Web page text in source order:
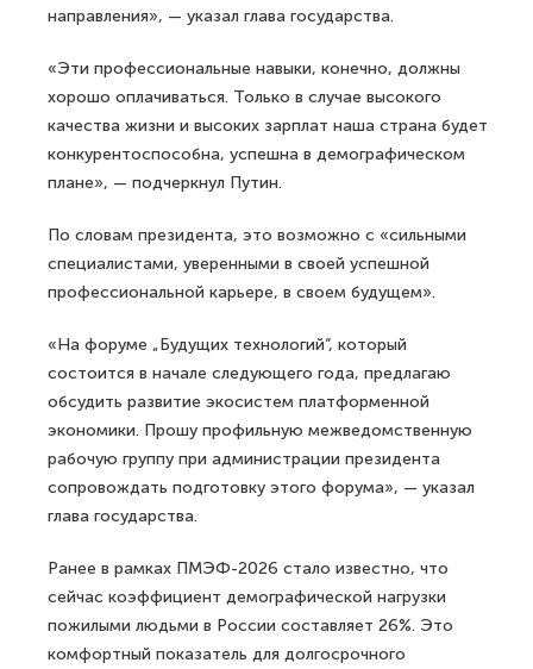
направления», — указал глава государства.
«Эти профессиональные навыки, конечно, должны
хорошо оплачиваться. Только в случае высокого
качества жизни и высоких зарплат наша страна будет
конкурентоспособна, успешна в демографическом
плане», — подчеркнул Путин.
По словам президента, это возможно с «сильными
специалистами, уверенными в своей успешной
профессиональной карьере, в своем будущем».
«На форуме „Будущих технологий“, который
состоится в начале следующего года, предлагаю
обсудить развитие экосистем платформенной
экономики. Прошу профильную межведомственную
рабочую группу при администрации президента
сопровождать подготовку этого форума», — указал
глава государства.
Ранее в рамках ПМЭФ-2026 стало известно, что
сейчас коэффициент демографической нагрузки
пожилыми людьми в России составляет 26%. Это
комфортный показатель для долгосрочного